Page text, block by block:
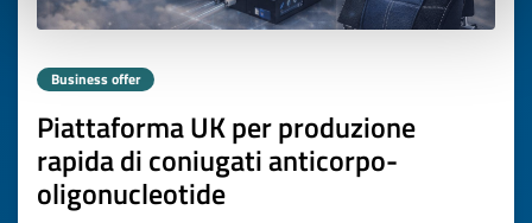
Business offer
Piattaforma UK per produzione
rapida di coniugati anticorpo-
oligonucleotide